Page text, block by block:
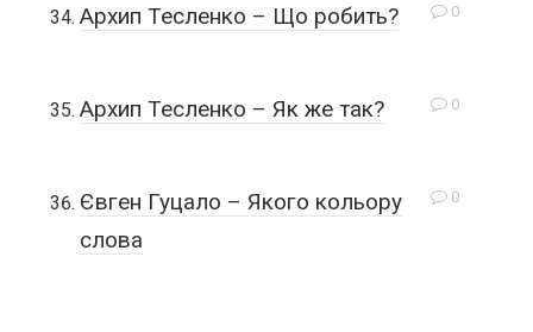
0
Архип Тесленко – Що робить?
0
Архип Тесленко – Як же так?
0
Євген Гуцало – Якого кольору
слова